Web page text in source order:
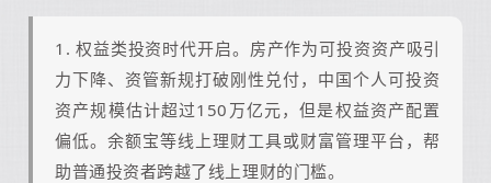
1. 权益类投资时代开启。房产作为可投资资产吸引
力下降、资管新规打破刚性兑付，中国个人可投资
资产规模估计超过150万亿元，但是权益资产配置
偏低。余额宝等线上理财工具或财富管理平台，帮
助普通投资者跨越了线上理财的门槛。